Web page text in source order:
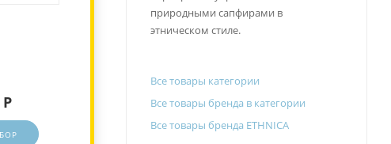
Р
природными сапфирами в
этническом стиле.
Все товары категории
Все товары бренда в категории
Все товары бренда ETHNICA